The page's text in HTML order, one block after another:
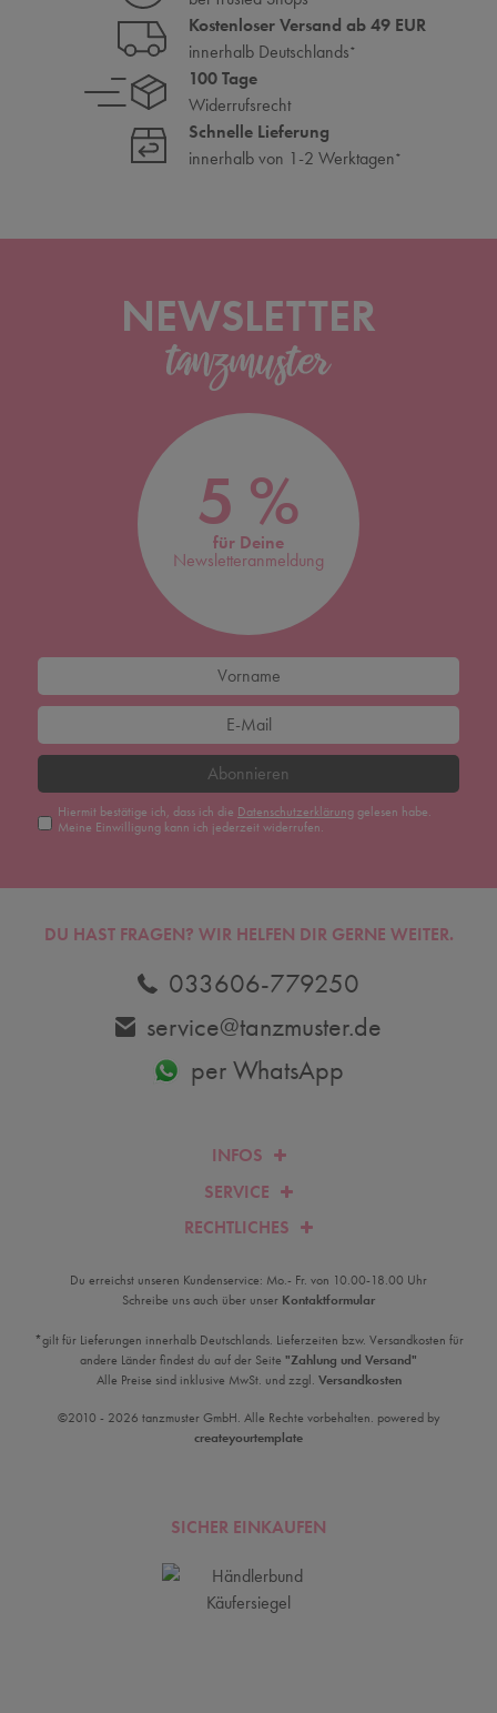
Kostenloser Versand ab 49 EUR
innerhalb Deutschlands*
100 Tage
Widerrufsrecht
Schnelle Lieferung
innerhalb von 1-2 Werktagen*
NEWSLETTER
5 %
für Deine
Newsletteranmeldung
Abonnieren
Hiermit bestätige ich, dass ich die Daten­schutz­erklärunggelesen habe.
Meine Einwilligung kann ich jederzeit widerrufen.
INFOS
SERVICE
RECHTLICHES
DU HAST FRAGEN? WIR HELFEN DIR GERNE WEITER.
033606-779250
service@tanzmuster.de
per WhatsApp
Du erreichst unseren Kundenservice: Mo.- Fr. von 10.00-18.00 Uhr
Schreibe uns auch über unser Kontaktformular
*gilt für Lieferungen innerhalb Deutschlands. Lieferzeiten bzw. Versandkosten für
andere Länder findest du auf der Seite "Zahlung und Versand"
Alle Preise sind inklusive MwSt. und zzgl. Versandkosten
©2010 - 2026 tanzmuster GmbH. Alle Rechte vorbehalten. powered by
createyourtemplate
SICHER EINKAUFEN